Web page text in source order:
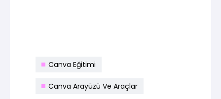
Canva Eğitimi
Canva Arayüzü Ve Araçlar